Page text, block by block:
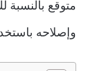
متوقع
وإصلاحه